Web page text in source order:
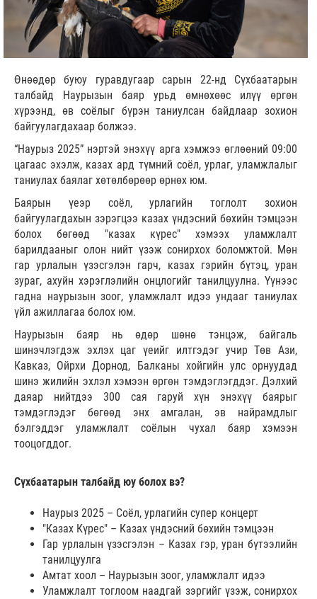
Өнөөдөр буюу гуравдугаар сарын 22-нд Сүхбаатарын
талбайд Наурызын баяр урьд өмнөхөөс илүү өргөн
хүрээнд, өв соёлыг бүрэн таниулсан байдлаар зохион
байгуулагдахаар болжээ.
“Наурыз 2025” нэртэй энэхүү арга хэмжээ өглөөний 09:00
цагаас эхэлж, казах ард түмний соёл, урлаг, уламжлалыг
таниулах баялаг хөтөлбөрөөр өрнөх юм.
Баярын үеэр соёл, урлагийн тоглолт зохион
байгуулагдахын зэрэгцээ казах үндэсний бөхийн тэмцээн
болох бөгөөд "казах күрес" хэмээх уламжлалт
барилдааныг олон нийт үзэж сонирхох боломжтой. Мөн
гар урлалын үзэсгэлэн гарч, казах гэрийн бүтэц, уран
зураг, ахуйн хэрэглэлийн онцлогийг танилцуулна. Үүнээс
гадна наурызын зоог, уламжлалт идээ ундааг таниулах
үйл ажиллагаа болох юм.
Наурызын баяр нь өдөр шөнө тэнцэж, байгаль
шинэчлэгдэж эхлэх цаг үеийг илтгэдэг учир Төв Ази,
Кавказ, Ойрхи Дорнод, Балканы хойгийн улс орнуудад
шинэ жилийн эхлэл хэмээн өргөн тэмдэглэгддэг. Дэлхий
даяар нийтдээ 300 сая гаруй хүн энэхүү баярыг
тэмдэглэдэг бөгөөд энх амгалан, эв найрамдлыг
бэлгэддэг уламжлалт соёлын чухал баяр хэмээн
тооцогддог.
Сүхбаатарын талбайд юу болох вэ?
Наурыз 2025 – Соёл, урлагийн супер концерт
"Казах Күрес" – Казах үндэсний бөхийн тэмцээн
Гар урлалын үзэсгэлэн – Казах гэр, уран бүтээлийн
танилцуулга
Амтат хоол – Наурызын зоог, уламжлалт идээ
Уламжлалт тоглоом наадгай зэргийг үзэж, сонирхох